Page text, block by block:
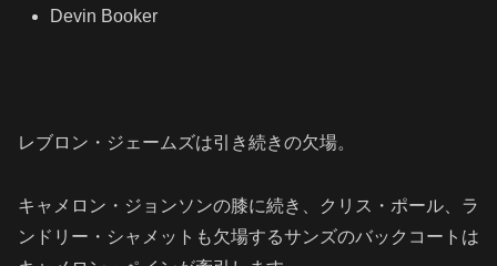
Devin Booker
レブロン・ジェームズは引き続きの欠場。
キャメロン・ジョンソンの膝に続き、クリス・ポール、ラ
ンドリー・シャメットも欠場するサンズのバックコートは